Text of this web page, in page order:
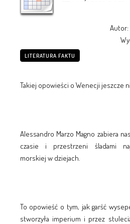
Autor:
LITERATURA FAKTU
Takiej opowieści o Wenecji jeszcze
Alessandro Marzo Magno zabiera
czasie i przestrzeni śladami
morskiej w dziejach.
To opowieść o tym, jak garść
stworzyła imperium i przez